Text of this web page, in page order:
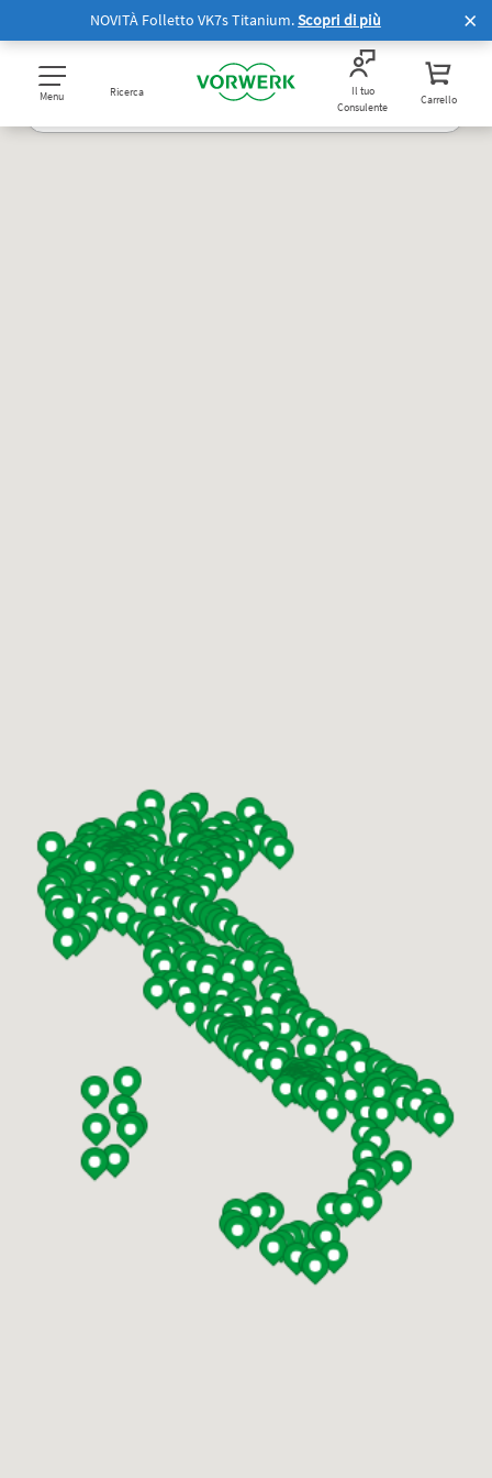
NOVITÀ Folletto VK7s Titanium.Scopri di più
Menu Ricerca
Il tuo
Consulente
Carrello